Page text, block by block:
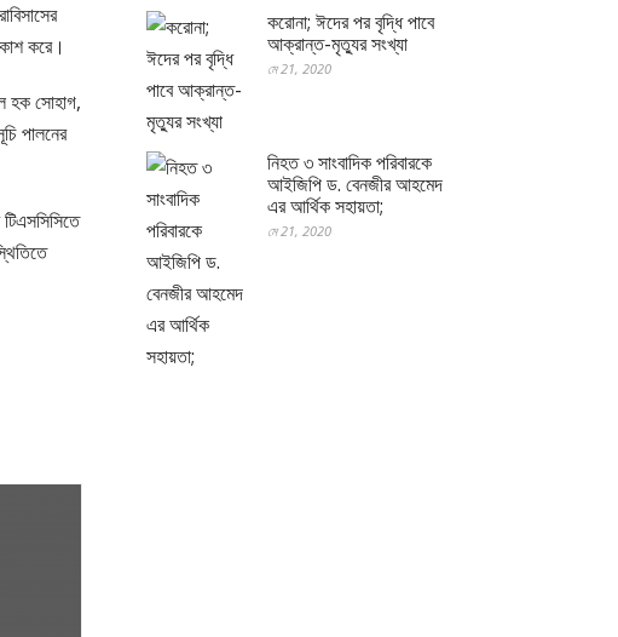
করে।
হক সোহাগ,
পালনের
করোনা; ঈদের পর বৃদ্ধি পাবে
আক্রান্ত-মৃত্যুর সংখ্যা
মে 21, 2020
নিহত ৩ সাংবাদিক পরিবারকে
আইজিপি ড. বেনজীর আহমেদ
এর আর্থিক সহায়তা;
মে 21, 2020